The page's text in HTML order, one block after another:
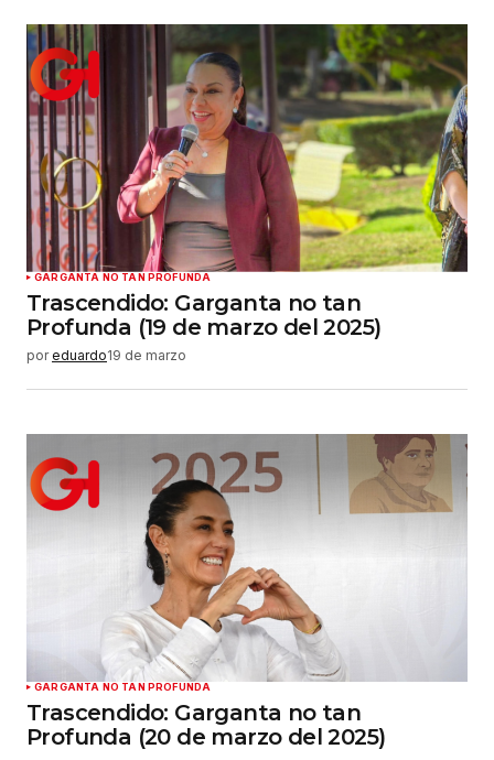
GARGANTA NO TAN PROFUNDA
Trascendido: Garganta no tan
Profunda (19 de marzo del 2025)
por eduardo19 de marzo
GARGANTA NO TAN PROFUNDA
Trascendido: Garganta no tan
Profunda (20 de marzo del 2025)